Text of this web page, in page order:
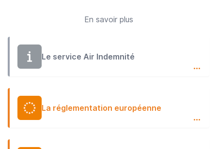
En savoir plus
Le service Air Indemnité
…
La réglementation européenne
…